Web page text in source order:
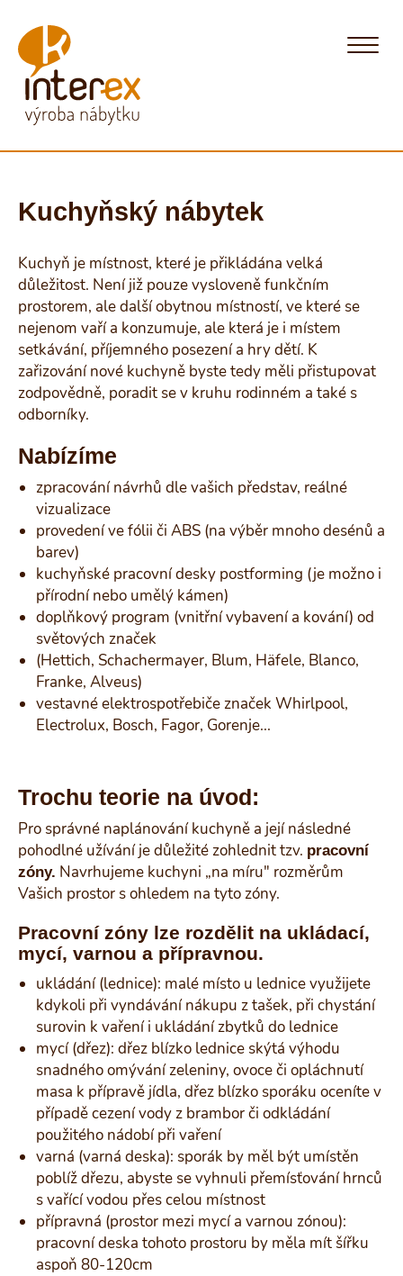
Kuchyňský nábytek
Kuchyň je místnost, které je přikládána velká
důležitost. Není již pouze vysloveně funkčním
prostorem, ale další obytnou místností, ve které se
nejenom vaří a konzumuje, ale která je i místem
setkávání, příjemného posezení a hry dětí. K
zařizování nové kuchyně byste tedy měli přistupovat
zodpovědně, poradit se v kruhu rodinném a také s
odborníky.
Nabízíme
zpracování návrhů dle vašich představ, reálné
vizualizace
provedení ve fólii či ABS (na výběr mnoho desénů a
barev)
kuchyňské pracovní desky postforming (je možno i
přírodní nebo umělý kámen)
doplňkový program (vnitřní vybavení a kování) od
světových značek
(Hettich, Schachermayer, Blum, Häfele, Blanco,
Franke, Alveus)
vestavné elektrospotřebiče značek Whirlpool,
Electrolux, Bosch, Fagor, Gorenje...
Trochu teorie na úvod:
Pro správné naplánování kuchyně a její následné
pohodlné užívání je důležité zohlednit tzv. pracovní
zóny. Navrhujeme kuchyni „na míru" rozměrům
Vašich prostor s ohledem na tyto zóny.
Pracovní zóny lze rozdělit na ukládací,
mycí, varnou a přípravnou.
ukládání (lednice): malé místo u lednice využijete
kdykoli při vyndávání nákupu z tašek, při chystání
surovin k vaření i ukládání zbytků do lednice
mycí (dřez): dřez blízko lednice skýtá výhodu
snadného omývání zeleniny, ovoce či opláchnutí
masa k přípravě jídla, dřez blízko sporáku oceníte v
případě cezení vody z brambor či odkládání
použitého nádobí při vaření
varná (varná deska): sporák by měl být umístěn
poblíž dřezu, abyste se vyhnuli přemísťování hrnců
s vařící vodou přes celou místnost
přípravná (prostor mezi mycí a varnou zónou):
pracovní deska tohoto prostoru by měla mít šířku
aspoň 80-120cm